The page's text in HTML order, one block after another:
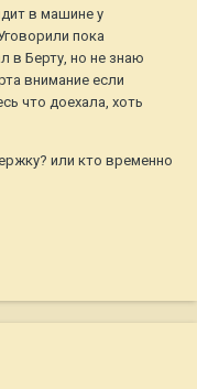
в машине у
пока
в Берту, но не знаю
внимание если
что доехала, хоть
или кто временно